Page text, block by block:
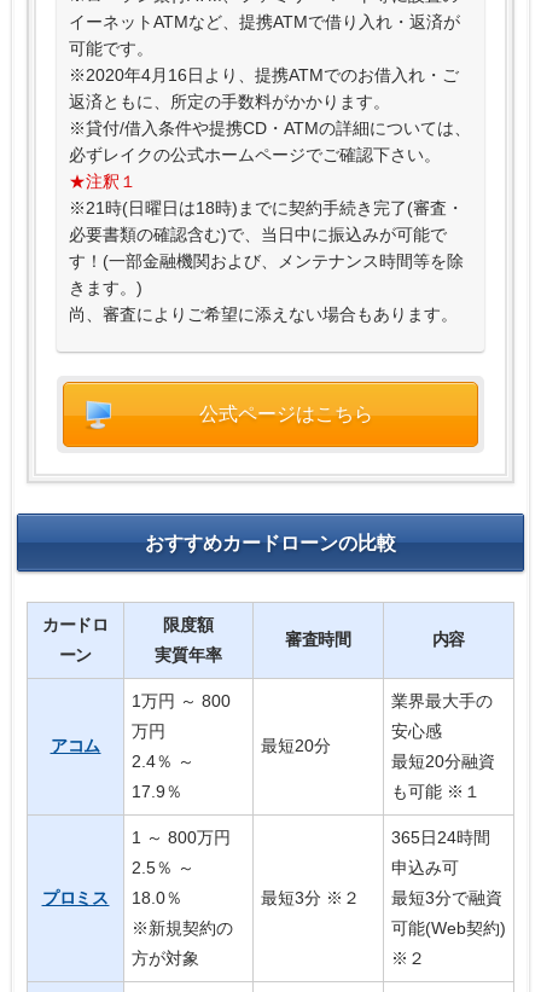
イーネットATMなど、提携ATMで借り入れ・返済が
可能です。
※2020年4月16日より、提携ATMでのお借入れ・ご
返済ともに、所定の手数料がかかります。
※貸付/借入条件や提携CD・ATMの詳細については、
必ずレイクの公式ホームページでご確認下さい。
★注釈１
※21時(日曜日は18時)までに契約手続き完了(審査・
必要書類の確認含む)で、当日中に振込みが可能で
す！(一部金融機関および、メンテナンス時間等を除
きます。)
尚、審査によりご希望に添えない場合もあります。
公式ページはこちら
おすすめカードローンの比較
カードロ
ーン
限度額
実質年率
審査時間 内容
アコム
1万円 ～ 800
万円
2.4％ ～
17.9％
最短20分
業界最大手の
安心感
最短20分融資
も可能 ※１
プロミス
1 ～ 800万円
2.5％ ～
18.0％
※新規契約の
方が対象
最短3分 ※２
365日24時間
申込み可
最短3分で融資
可能(Web契約)
※２